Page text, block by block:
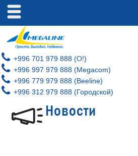
+996 701 979 888 (O!)
+996 997 979 888 (Megacom)
+996 779 979 888 (Beeline)
+996 312 979 888 (Городской)
Новости